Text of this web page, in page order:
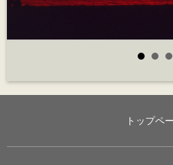
トップペ